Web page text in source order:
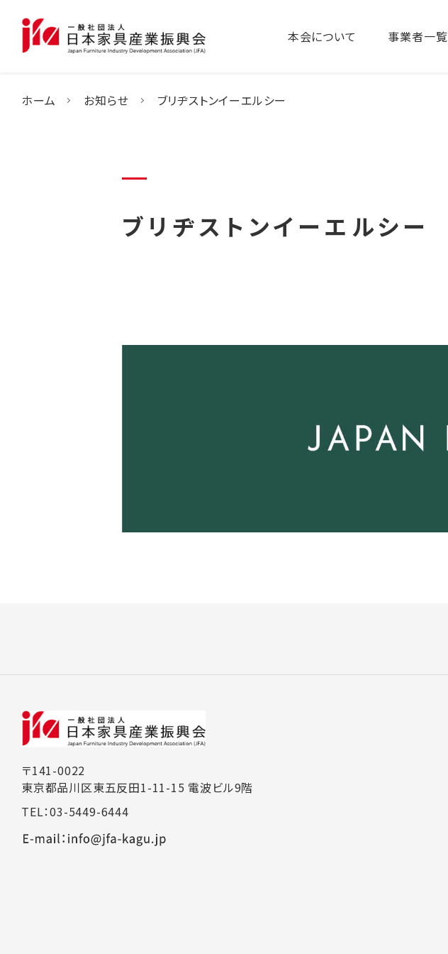
本会について 事業者一覧
ホーム お知らせ ブリヂストンイーエルシー
ブリヂストンイーエルシー
〒141-0022
東京都品川区東五反田1-11-15 電波ビル9階
TEL：03-5449-6444